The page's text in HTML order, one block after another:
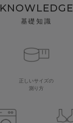
KNOWLEDGE
基礎知識
正しいサイズの
測り方